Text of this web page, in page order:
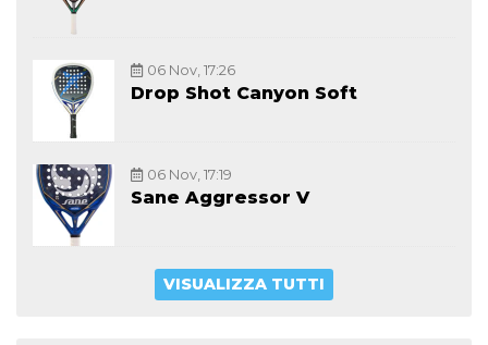
06 Nov, 17:26
Drop Shot Canyon Soft
06 Nov, 17:19
Sane Aggressor V
VISUALIZZA TUTTI